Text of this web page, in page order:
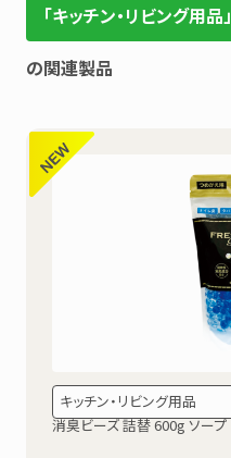
「キッチン・リビング用品」
の関連製品
キッチン・リビング用品
消臭ビーズ 詰替 600g ソープ